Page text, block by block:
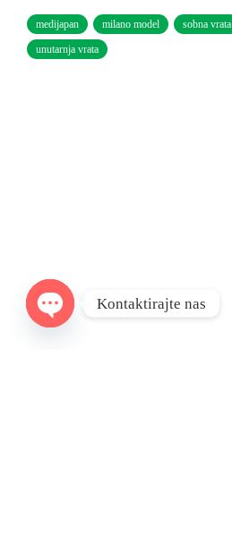
medijapan milano model
sobna vrata
unutarnja vrata
Kontaktirajte nas